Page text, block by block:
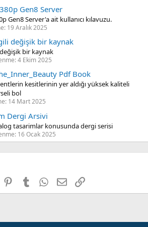
Gen8 Server
Gen8 Server'a ait kullanıcı kılavuzu.
19 Aralık 2025
değişik bir kaynak
bir kaynak
4 Ekim 2025
Pdf Book
kesitlerinin yer aldığı yüksek kaliteli
bol
14 Mart 2025
Dergi Arsivi
tasarimlar konusunda dergi serisi
16 Ocak 2025
Reddit PinterestTumblr WhatsApp
E-postaLink